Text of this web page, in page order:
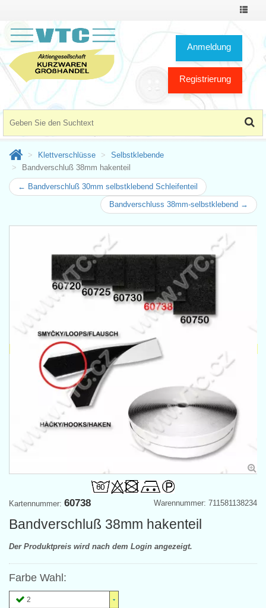
Toggle
Anmeldung
Registrierung
Klettverschlüsse
Selbstklebende
Bandverschluß 38mm hakenteil
← Bandverschluß 30mm selbstklebend Schleifenteil
Bandverschluss 38mm-selbstklebend →
Warennummer: 711581138234
Kartennummer: 60738
Bandverschluß 38mm hakenteil
Der Produktpreis wird nach dem Login angezeigt.
Farbe Wahl:
2